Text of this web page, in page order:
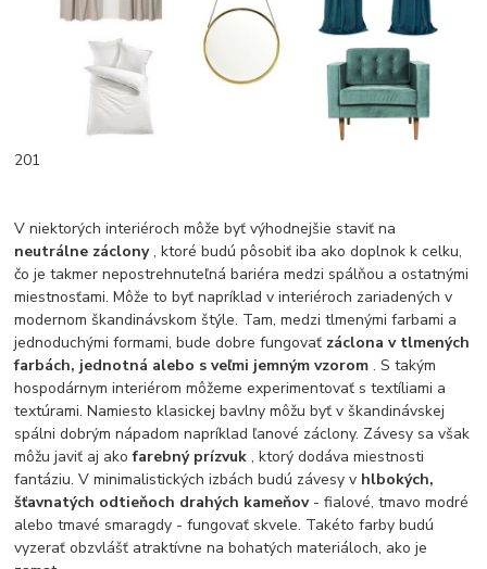
201
V niektorých interiéroch môže byť výhodnejšie staviť na
neutrálne záclony, ktoré budú pôsobiť iba ako doplnok k celku,
čo je takmer nepostrehnuteľná bariéra medzi spálňou a ostatnými
miestnosťami. Môže to byť napríklad v interiéroch zariadených v
modernom škandinávskom štýle. Tam, medzi tlmenými farbami a
jednoduchými formami, bude dobre fungovať záclona v tlmených
farbách, jednotná alebo s veľmi jemným vzorom. S takým
hospodárnym interiérom môžeme experimentovať s textíliami a
textúrami. Namiesto klasickej bavlny môžu byť v škandinávskej
spálni dobrým nápadom napríklad ľanové záclony. Závesy sa však
môžu javiť aj akofarebný prízvuk, ktorý dodáva miestnosti
fantáziu. V minimalistických izbách budú závesy v hlbokých,
šťavnatých odtieňoch drahých kameňov - fialové, tmavo modré
alebo tmavé smaragdy - fungovať skvele. Takéto farby budú
vyzerať obzvlášť atraktívne na bohatých materiáloch, ako je